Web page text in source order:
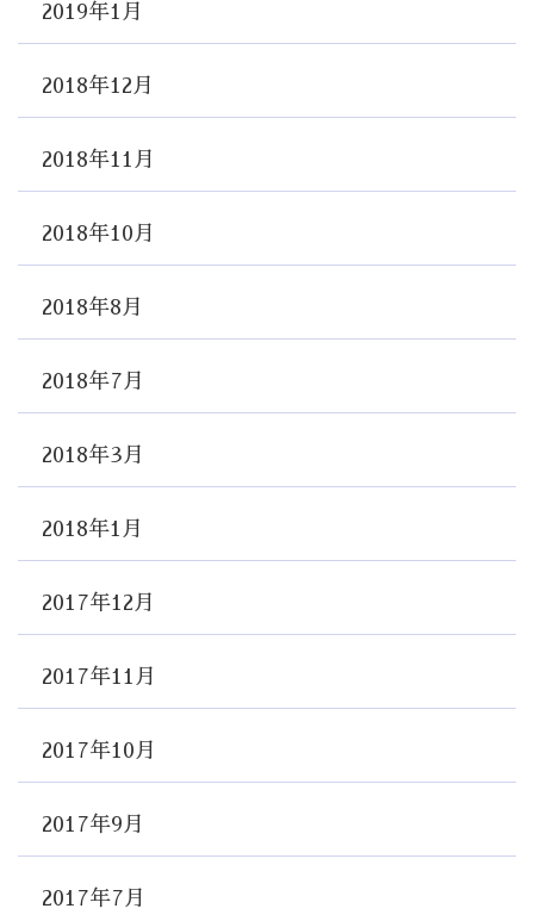
2019年1月
2018年12月
2018年11月
2018年10月
2018年8月
2018年7月
2018年3月
2018年1月
2017年12月
2017年11月
2017年10月
2017年9月
2017年7月